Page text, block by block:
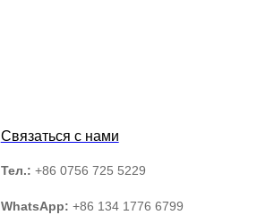
Связаться с нами
Тел.: +86 0756 725 5229
WhatsApp: +86 134 1776 6799